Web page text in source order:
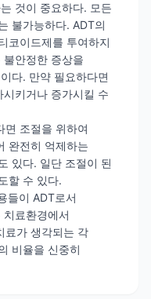
것이 중요하다. 모든
불가능하다. ADT의
코이드제를 투여하지
안정한 증상을
다. 만약 필요하다면
키거나 증가시킬 수
면 조절을 위하여
완전히 억제하는
있다. 일단 조절이 된
할 수 있다.
들이 ADT로서
료환경에서
료가 생각되는 각
비율을 신중히